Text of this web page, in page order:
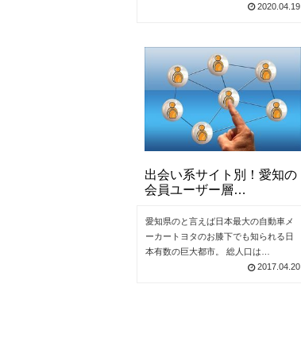
2020.04.19
出会い系サイト別！愛知の
会員ユーザー層…
愛知県のと言えば日本最大の自動車メ
ーカートヨタのお膝下でも知られる日
本有数の巨大都市。 総人口は…
2017.04.20